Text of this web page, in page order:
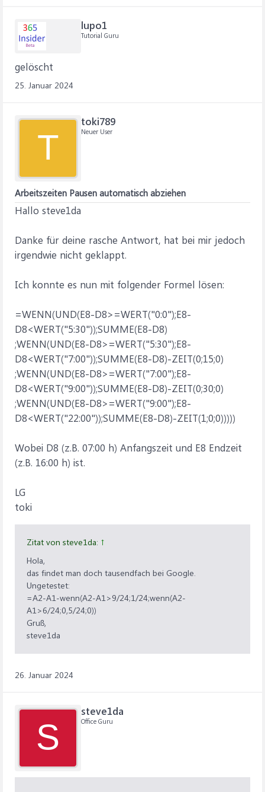
lupo1
Tutorial Guru
gelöscht
25. Januar 2024
T
toki789
Neuer User
Arbeitszeiten Pausen automatisch abziehen
Hallo steve1da
Danke für deine rasche Antwort, hat bei mir jedoch
irgendwie nicht geklappt.
Ich konnte es nun mit folgender Formel lösen:
=WENN(UND(E8-D8>=WERT("0:0");E8-
D8<WERT("5:30"));SUMME(E8-D8)
;WENN(UND(E8-D8>=WERT("5:30");E8-
D8<WERT("7:00"));SUMME(E8-D8)-ZEIT(0;15;0)
;WENN(UND(E8-D8>=WERT("7:00");E8-
D8<WERT("9:00"));SUMME(E8-D8)-ZEIT(0;30;0)
;WENN(UND(E8-D8>=WERT("9:00");E8-
D8<WERT("22:00"));SUMME(E8-D8)-ZEIT(1;0;0)))))
Wobei D8 (z.B. 07:00 h) Anfangszeit und E8 Endzeit
(z.B. 16:00 h) ist.
LG
toki
Zitat von steve1da: ↑
Hola,
das findet man doch tausendfach bei Google.
Ungetestet:
=A2-A1-wenn(A2-A1>9/24;1/24;wenn(A2-
A1>6/24;0,5/24;0))
Gruß,
steve1da
26. Januar 2024
S
steve1da
Office Guru